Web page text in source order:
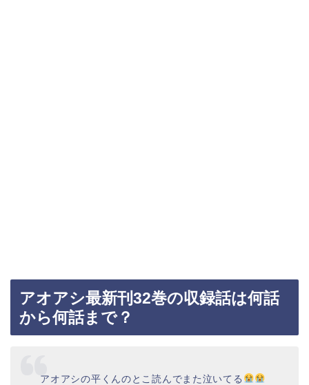
アオアシ最新刊32巻の収録話は何話
から何話まで？
アオアシの平くんのとこ読んでまた泣いてる